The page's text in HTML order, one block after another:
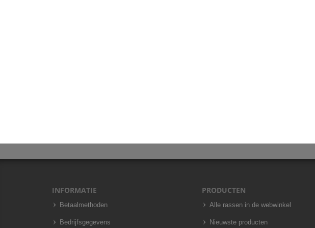
INFORMATIE
Betaalmethoden
Bedrijfsgegevens
PRODUCTEN
Alle rassen in de webwinkel
Nieuwste producten